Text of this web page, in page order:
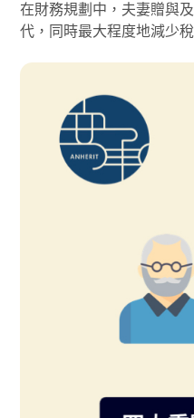
在財務規劃中，夫妻贈與
代，同時最大程度地減少